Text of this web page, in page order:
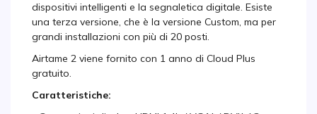
dispositivi intelligenti e la segnaletica digitale. Esiste
una terza versione, che è la versione Custom, ma per
grandi installazioni con più di 20 posti.
Airtame 2 viene fornito con 1 anno di Cloud Plus
gratuito.
Caratteristiche: